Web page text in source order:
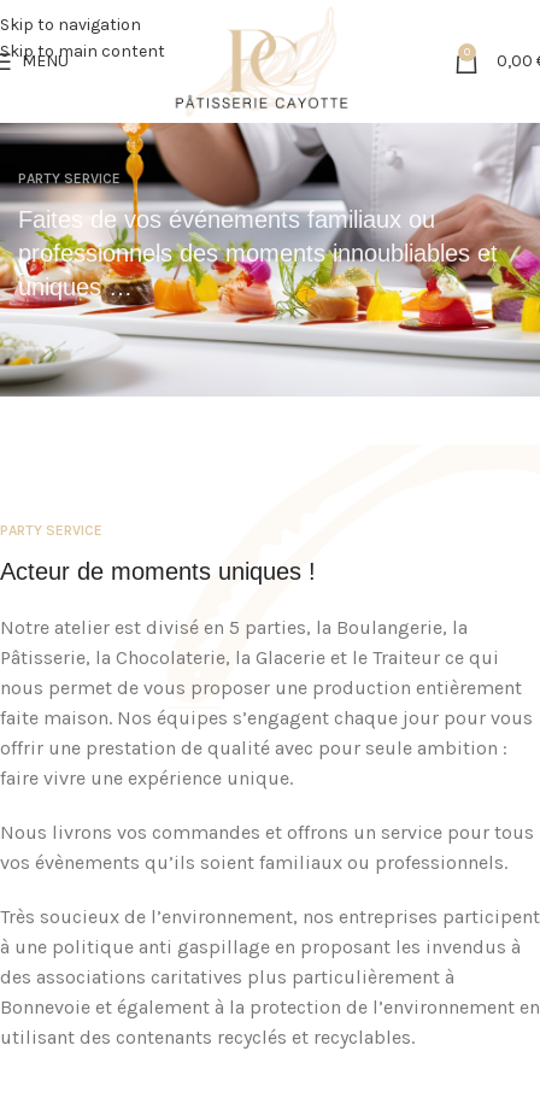
Skip to navigation
Skip to main content
MENU 0 0,00
PARTY SERVICE
Faites de vos événements familiaux ou
professionnels des moments innoubliables et
uniques …
PARTY SERVICE
Acteur de moments uniques !
Notre atelier est divisé en 5 parties, la Boulangerie, la
Pâtisserie, la Chocolaterie, la Glacerie et le Traiteur ce qui
nous permet de vous proposer une production entièrement
faite maison. Nos équipes s’engagent chaque jour pour vous
offrir une prestation de qualité avec pour seule ambition :
faire vivre une expérience unique.
Nous livrons vos commandes et offrons un service pour tous
vos évènements qu’ils soient familiaux ou professionnels.
Très soucieux de l’environnement, nos entreprises participent
à une politique anti gaspillage en proposant les invendus à
des associations caritatives plus particulièrement à
Bonnevoie et également à la protection de l’environnement en
utilisant des contenants recyclés et recyclables.